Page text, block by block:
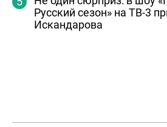
Русский сезон» на ТВ-3
Искандарова